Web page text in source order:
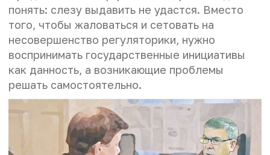
понять: слезу выдавить не удастся. Вместо
того, чтобы жаловаться и сетовать на
несовершенство регуляторики, нужно
воспринимать государственные инициативы
как данность, а возникающие проблемы
решать самостоятельно.